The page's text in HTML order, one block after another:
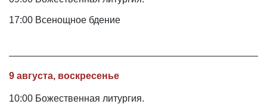
17:00 Всенощное бдение
9 августа, воскресенье
10:00 Божественная литургия.